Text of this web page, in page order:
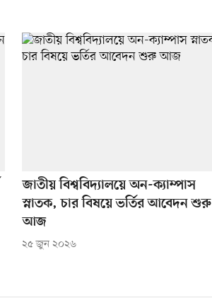
জাতীয় বিশ্ববিদ্যালয়ে অন-ক্যাম্পাস
স্নাতক, চার বিষয়ে ভর্তির আবেদন শুরু
আজ
২৫ জুন ২০২৬